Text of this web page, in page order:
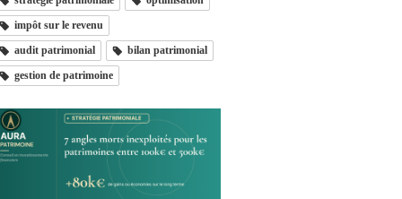
impôt sur le revenu
audit patrimonial
bilan patrimonial
gestion de patrimoine